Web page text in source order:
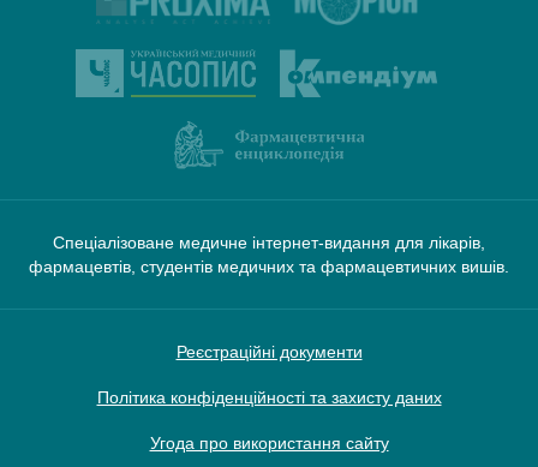
Спеціалізоване медичне інтернет-видання для лікарів,
фармацевтів, студентів медичних та фармацевтичних вишів.
Реєстраційні документи
Політика конфіденційності та захисту даних
Угода про використання сайту